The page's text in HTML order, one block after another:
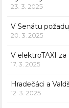
23. 3. 2025
V Senátu
20. 3. 2025
V elektroTAXI
17. 3. 2025
Hradečáci a
12. 3. 2025